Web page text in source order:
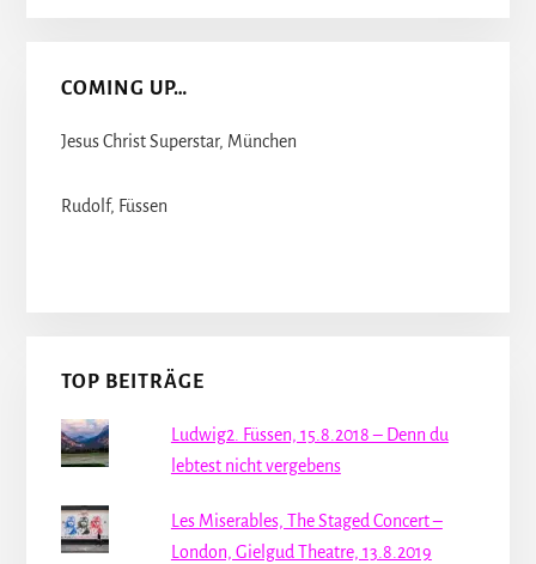
COMING UP…
Jesus Christ Superstar, München
Rudolf, Füssen
TOP BEITRÄGE
Ludwig2. Füssen, 15.8.2018 – Denn du
lebtest nicht vergebens
Les Miserables, The Staged Concert –
London, Gielgud Theatre, 13.8.2019